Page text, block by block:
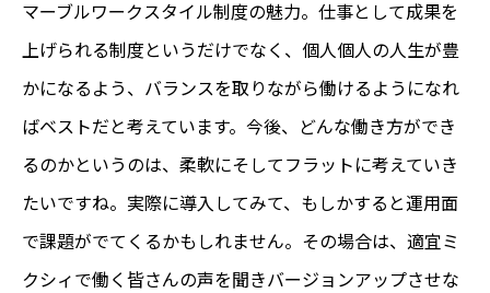
マーブルワークスタイル制度の魅力。仕事として成果を
上げられる制度というだけでなく、個人個人の人生が豊
かになるよう、バランスを取りながら働けるようになれ
ばベストだと考えています。今後、どんな働き方ができ
るのかというのは、柔軟にそしてフラットに考えていき
たいですね。実際に導入してみて、もしかすると運用面
で課題がでてくるかもしれません。その場合は、適宜ミ
クシィで働く皆さんの声を聞きバージョンアップさせな